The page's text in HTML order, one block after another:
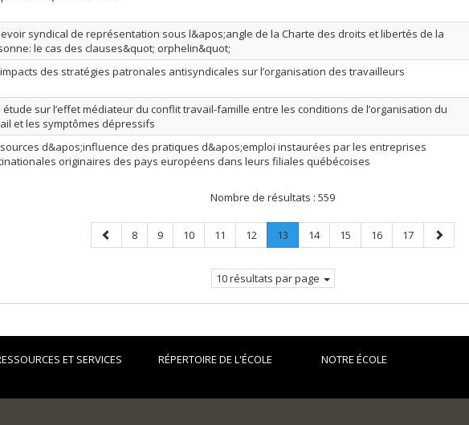
syndical de représentation sous l&apos;angle de la Charte des droits et libertés de la
le cas des clauses&quot; orphelin&quot;
des stratégies patronales antisyndicales sur l’organisation des travailleurs
étude sur l’effet médiateur du conflit travail-famille entre les conditions de l’organisation du
et les symptômes dépressifs
d&apos;influence des pratiques d&apos;emploi instaurées par les entreprises
originaires des pays européens dans leurs filiales québécoises
Nombre de résultats : 559
Page
précédente
Page
8 Page
9 Page
10 Page
11 Page
12 Page
13
Page
Page
14 Page
15 Page
16 Page
17
Page
suivante
10 résultats par page
ET SERVICES RÉPERTOIRE DE L'ÉCOLE NOTRE ÉCOLE